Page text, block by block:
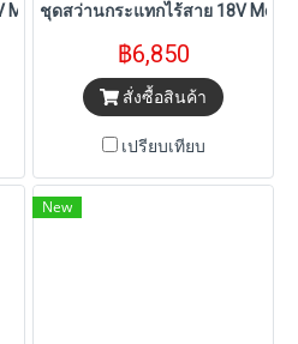
(DCF86MP1T-QW) พร้อมแบต
ชุดสว่านกระแทกไร้สาย 18V
฿6,850
สั่งซื้อสินค้า
เปรียบเทียบ
New